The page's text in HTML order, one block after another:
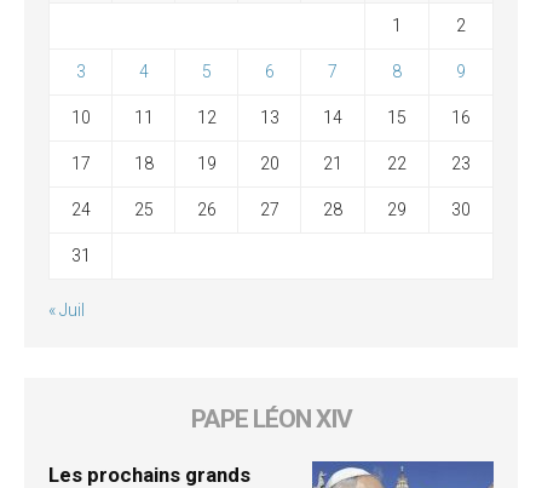
1 2
3 4 5 6 7 8 9
10 11 12 13 14 15 16
17 18 19 20 21 22 23
24 25 26 27 28 29 30
31
« Juil
PAPE LÉON XIV
Les prochains grands